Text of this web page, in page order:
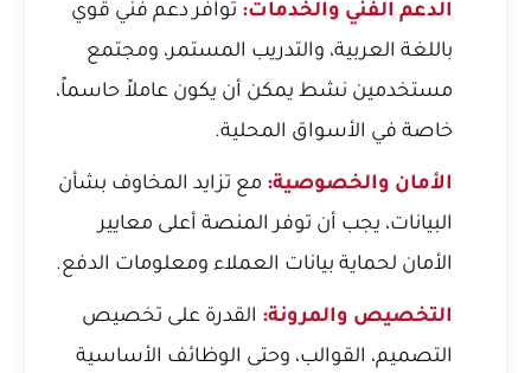
الدعم الفني والخدمات: توافر دعم فني قوي
باللغة العربية، والتدريب المستمر، ومجتمع
مستخدمين نشط يمكن أن يكون عاملاً حاسماً،
خاصة في الأسواق المحلية.
الأمان والخصوصية: مع تزايد المخاوف بشأن
البيانات، يجب أن توفر المنصة أعلى معايير
الأمان لحماية بيانات العملاء ومعلومات الدفع.
التخصيص والمرونة: القدرة على تخصيص
التصميم، القوالب، وحتى الوظائف الأساسية